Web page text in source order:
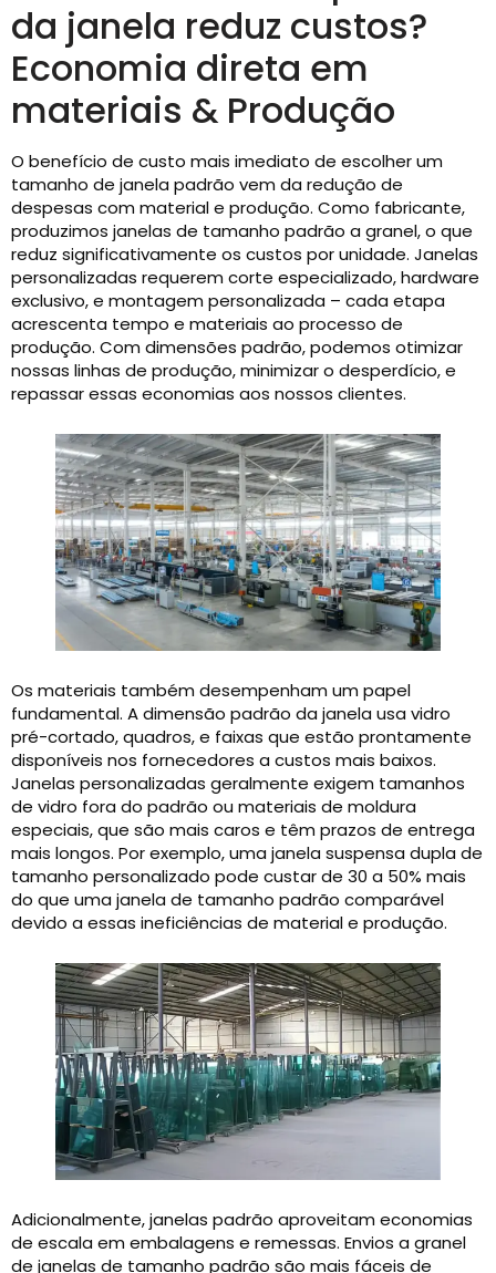
da janela reduz custos?
Economia direta em
materiais & Produção
O benefício de custo mais imediato de escolher um
tamanho de janela padrão vem da redução de
despesas com material e produção. Como fabricante,
produzimos janelas de tamanho padrão a granel, o que
reduz significativamente os custos por unidade. Janelas
personalizadas requerem corte especializado, hardware
exclusivo, e montagem personalizada – cada etapa
acrescenta tempo e materiais ao processo de
produção. Com dimensões padrão, podemos otimizar
nossas linhas de produção, minimizar o desperdício, e
repassar essas economias aos nossos clientes.
Os materiais também desempenham um papel
fundamental. A dimensão padrão da janela usa vidro
pré-cortado, quadros, e faixas que estão prontamente
disponíveis nos fornecedores a custos mais baixos.
Janelas personalizadas geralmente exigem tamanhos
de vidro fora do padrão ou materiais de moldura
especiais, que são mais caros e têm prazos de entrega
mais longos. Por exemplo, uma janela suspensa dupla de
tamanho personalizado pode custar de 30 a 50% mais
do que uma janela de tamanho padrão comparável
devido a essas ineficiências de material e produção.
Adicionalmente, janelas padrão aproveitam economias
de escala em embalagens e remessas. Envios a granel
de janelas de tamanho padrão são mais fáceis de